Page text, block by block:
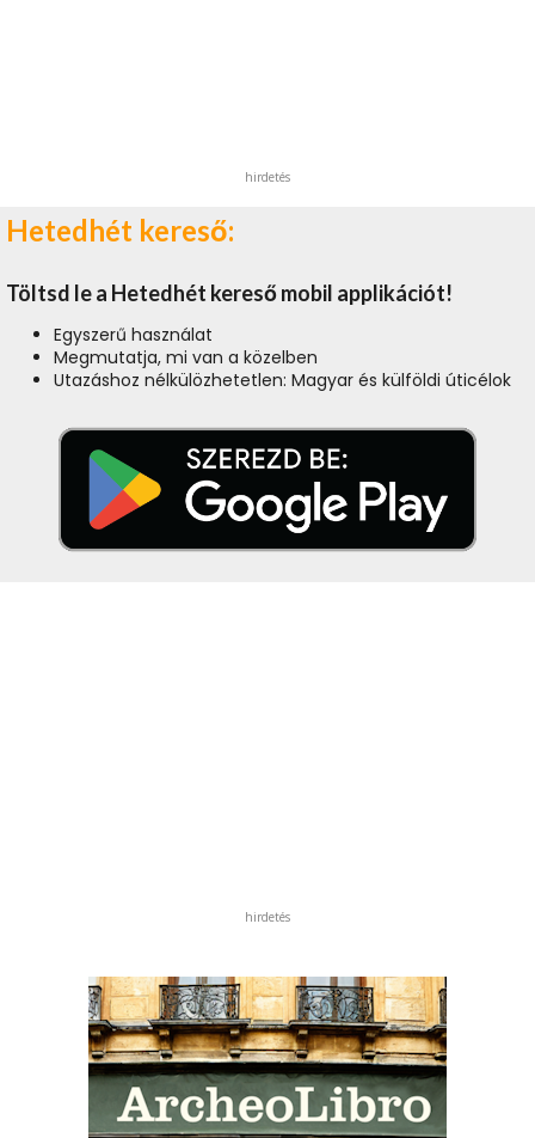
hirdetés
Hetedhét kereső:
Töltsd le a Hetedhét kereső mobil applikációt!
Egyszerű használat
Megmutatja, mi van a közelben
Utazáshoz nélkülözhetetlen: Magyar és külföldi úticélok
hirdetés